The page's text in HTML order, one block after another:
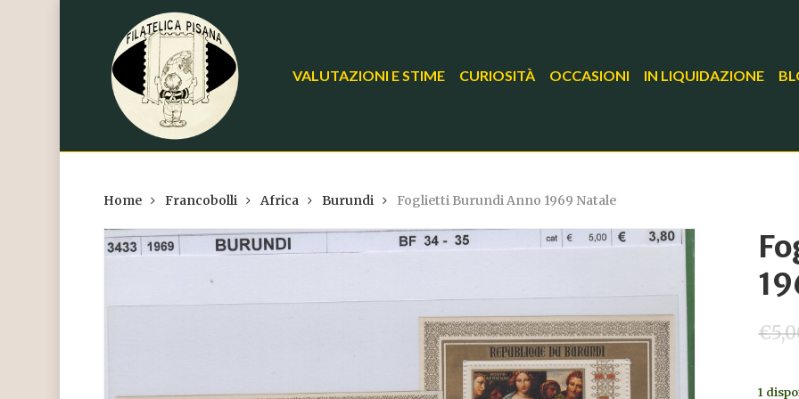
VALUTAZIONI E STIME CURIOSITÀ OCCASIONI IN LIQUIDAZIONE
Home Francobolli Africa Burundi Foglietti Burundi Anno 1969 Natale
€
1